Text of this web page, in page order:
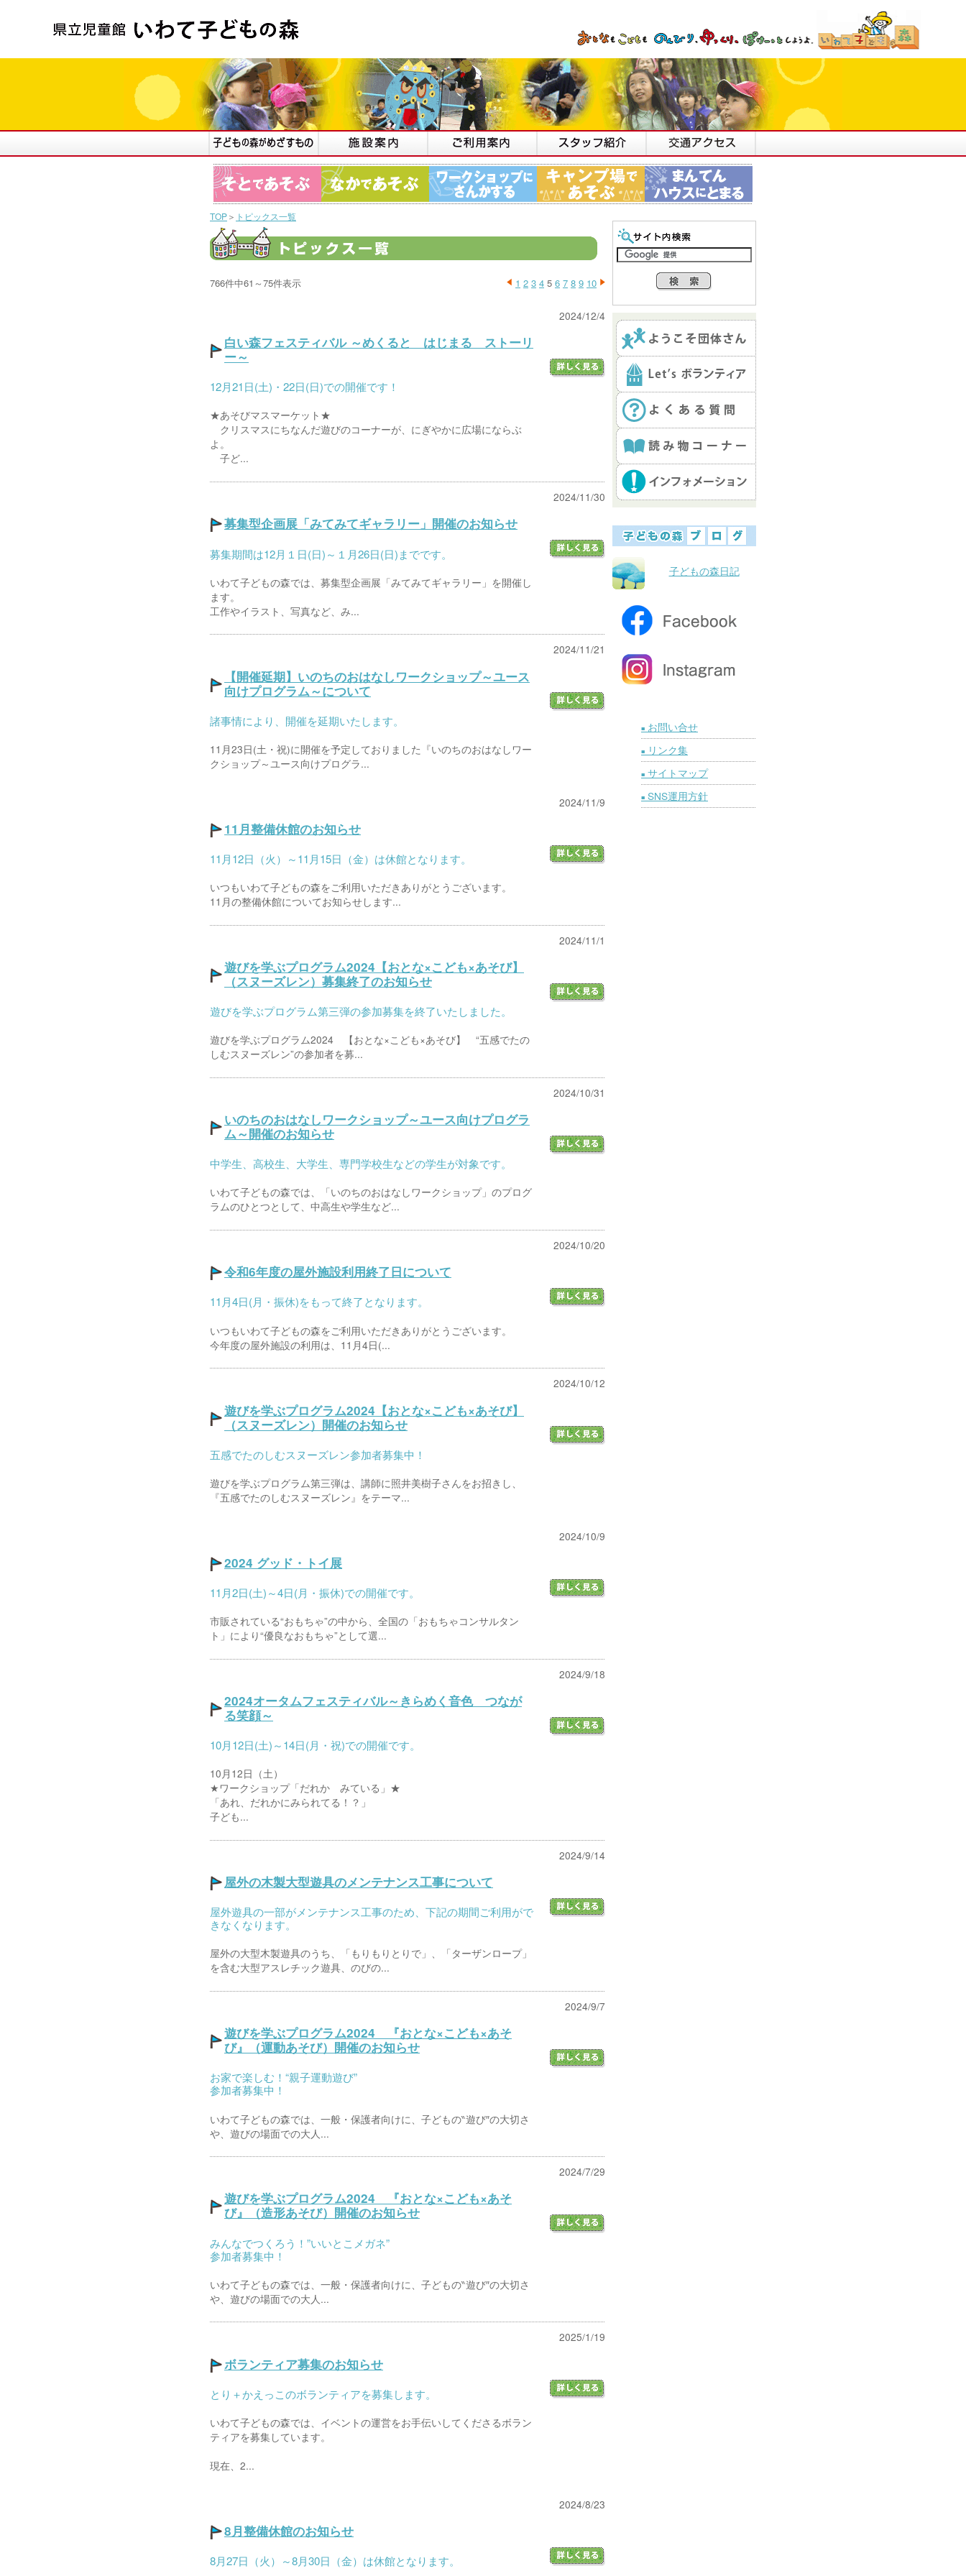
TOP＞ トピックス一覧
766件中61～75件表示 1 2 3 4 5 6 7 8 9 10
2024/12/4
白い森フェスティバル ～めくると はじまる ストーリ
ー～
12月21日(土)・22日(日)での開催です！
★あそびマスマーケット★
クリスマスにちなんだ遊びのコーナーが、にぎやかに広場にならぶ
よ。
子ど...
2024/11/30
募集型企画展「みてみてギャラリー」開催のお知らせ
募集期間は12月１日(日)～１月26日(日)までです。
いわて子どもの森では、募集型企画展「みてみてギャラリー」を開催し
ます。
工作やイラスト、写真など、み...
2024/11/21
【開催延期】いのちのおはなしワークショップ～ユース
向けプログラム～について
諸事情により、開催を延期いたします。
11月23日(土・祝)に開催を予定しておりました『いのちのおはなしワー
クショップ～ユース向けプログラ...
2024/11/9
11月整備休館のお知らせ
11月12日（火）～11月15日（金）は休館となります。
いつもいわて子どもの森をご利用いただきありがとうございます。
11月の整備休館についてお知らせします...
2024/11/1
遊びを学ぶプログラム2024【おとな×こども×あそび】
（スヌーズレン）募集終了のお知らせ
遊びを学ぶプログラム第三弾の参加募集を終了いたしました。
遊びを学ぶプログラム2024 【おとな×こども×あそび】 “五感でたの
しむスヌーズレン”の参加者を募...
2024/10/31
いのちのおはなしワークショップ～ユース向けプログラ
ム～開催のお知らせ
中学生、高校生、大学生、専門学校生などの学生が対象です。
いわて子どもの森では、「いのちのおはなしワークショップ」のプログ
ラムのひとつとして、中高生や学生など...
2024/10/20
令和6年度の屋外施設利用終了日について
11月4日(月・振休)をもって終了となります。
いつもいわて子どもの森をご利用いただきありがとうございます。
今年度の屋外施設の利用は、11月4日(...
2024/10/12
遊びを学ぶプログラム2024【おとな×こども×あそび】
（スヌーズレン）開催のお知らせ
五感でたのしむスヌーズレン参加者募集中！
遊びを学ぶプログラム第三弾は、講師に照井美樹子さんをお招きし、
『五感でたのしむスヌーズレン』をテーマ...
2024/10/9
2024 グッド・トイ展
11月2日(土)～4日(月・振休)での開催です。
市販されている“おもちゃ”の中から、全国の「おもちゃコンサルタン
ト」により“優良なおもちゃ”として選...
2024/9/18
2024オータムフェスティバル～きらめく音色 つなが
る笑顔～
10月12日(土)～14日(月・祝)での開催です。
10月12日（土）
★ワークショップ「だれか みている」★
「あれ、だれかにみられてる！？」
子ども...
2024/9/14
屋外の木製大型遊具のメンテナンス工事について
屋外遊具の一部がメンテナンス工事のため、下記の期間ご利用がで
きなくなります。
屋外の大型木製遊具のうち、「もりもりとりで」、「ターザンロープ」
を含む大型アスレチック遊具、のびの...
2024/9/7
遊びを学ぶプログラム2024 『おとな×こども×あそ
び』（運動あそび）開催のお知らせ
お家で楽しむ！“親子運動遊び”
参加者募集中！
いわて子どもの森では、一般・保護者向けに、子どもの‶遊び″の大切さ
や、遊びの場面での大人...
2024/7/29
遊びを学ぶプログラム2024 『おとな×こども×あそ
び』（造形あそび）開催のお知らせ
みんなでつくろう！”いいとこメガネ”
参加者募集中！
いわて子どもの森では、一般・保護者向けに、子どもの‶遊び″の大切さ
や、遊びの場面での大人...
2025/1/19
ボランティア募集のお知らせ
とり＋かえっこのボランティアを募集します。
いわて子どもの森では、イベントの運営をお手伝いしてくださるボラン
ティアを募集しています。
現在、2...
2024/8/23
8月整備休館のお知らせ
8月27日（火）～8月30日（金）は休館となります。
子どもの森日記
■ お問い合せ
■ リンク集
■ サイトマップ
■ SNS運用方針